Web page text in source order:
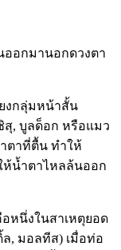
ออกมานอกดวงตา
งกลุ่มหน้าสั้น
ชิสุ, บูลด็อก หรือแมว
ตาที่ตื้น ทำให้
ห้น้ำตาไหลล้นออก
หนึ่งในสาเหตุยอด
ล, มอลทีส) เมื่อท่อ